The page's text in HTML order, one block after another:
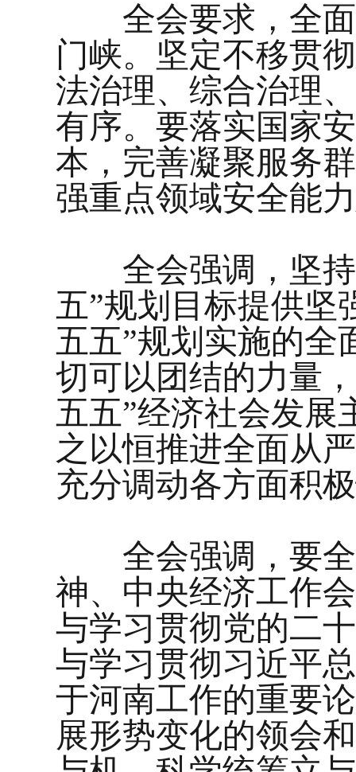
全会要求，全面
门峡。坚定不移贯
法治理、综合治理
有序。要落实国家
本，完善凝聚服务
强重点领域安全能
全会强调，坚持
五”规划目标提供坚
五五”规划实施的全
切可以团结的力量
五五”经济社会发展
之以恒推进全面从
充分调动各方面积
全会强调，要全
神、中央经济工作
与学习贯彻党的二
与学习贯彻习近平
于河南工作的重要
展形势变化的领会